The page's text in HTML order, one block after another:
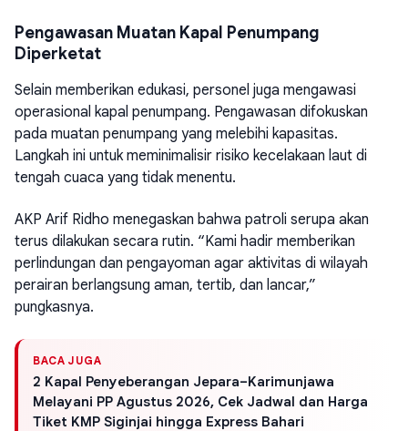
Pengawasan Muatan Kapal Penumpang
Diperketat
Selain memberikan edukasi, personel juga mengawasi
operasional kapal penumpang. Pengawasan difokuskan
pada muatan penumpang yang melebihi kapasitas.
Langkah ini untuk meminimalisir risiko kecelakaan laut di
tengah cuaca yang tidak menentu.
AKP Arif Ridho menegaskan bahwa patroli serupa akan
terus dilakukan secara rutin. “Kami hadir memberikan
perlindungan dan pengayoman agar aktivitas di wilayah
perairan berlangsung aman, tertib, dan lancar,”
pungkasnya.
BACA JUGA
2 Kapal Penyeberangan Jepara–Karimunjawa
Melayani PP Agustus 2026, Cek Jadwal dan Harga
Tiket KMP Siginjai hingga Express Bahari